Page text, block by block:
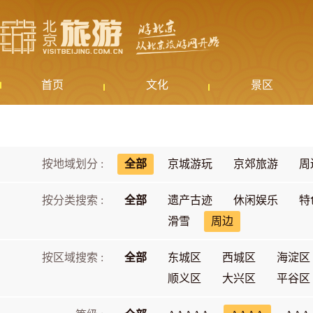
首页 文化 景区
按地域划分 : 全部 京城游玩 京郊旅游 周
按分类搜索 : 全部 遗产古迹 休闲娱乐
特
滑雪
周边
按区域搜索 : 全部 东城区 西城区
海淀区
顺义区
大兴区 平谷区